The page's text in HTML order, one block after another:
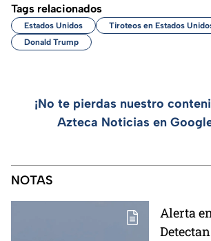
Tags relacionados
Estados Unidos
Tiroteos en Estados
Donald Trump
¡No te pierdas nuestro
Azteca Noticias en
NOTAS
Alerta